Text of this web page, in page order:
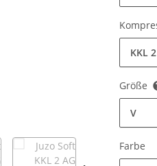
KKL 2
Größe
V
Farbe